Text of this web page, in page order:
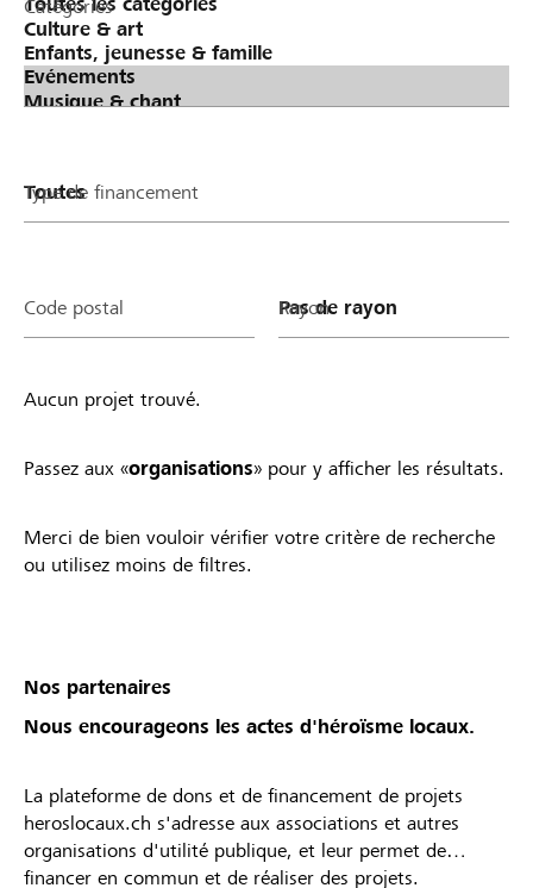
Catégories
Type de financement
Code postal Rayon
Aucun projet trouvé.
Passez aux «organisations» pour y afficher les résultats.
Merci de bien vouloir vérifier votre critère de recherche
ou utilisez moins de filtres.
Nos partenaires
Nous encourageons les actes d'héroïsme locaux.
La plateforme de dons et de financement de projets
heroslocaux.ch s'adresse aux associations et autres
organisations d'utilité publique, et leur permet de
financer en commun et de réaliser des projets.